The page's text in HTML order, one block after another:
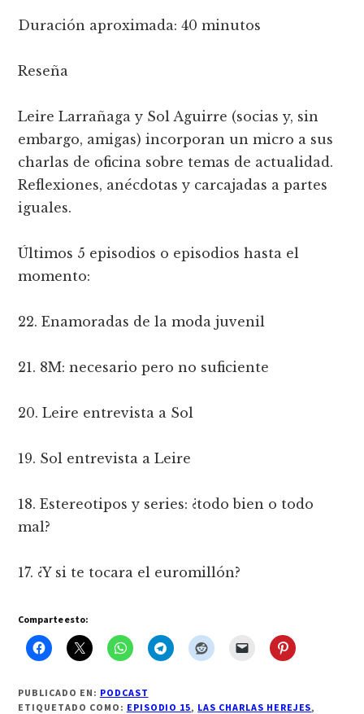
Duración aproximada: 40 minutos
Reseña
Leire Larrañaga y Sol Aguirre (socias y, sin
embargo, amigas) incorporan un micro a sus
charlas de oficina sobre temas de actualidad.
Reflexiones, anécdotas y carcajadas a partes
iguales.
Últimos 5 episodios o episodios hasta el
momento:
22. Enamoradas de la moda juvenil
21. 8M: necesario pero no suficiente
20. Leire entrevista a Sol
19. Sol entrevista a Leire
18. Estereotipos y series: ¿todo bien o todo
mal?
17. ¿Y si te tocara el euromillón?
Comparte esto:
PUBLICADO EN: PODCAST
ETIQUETADO COMO: EPISODIO 15, LAS CHARLAS HEREJES,